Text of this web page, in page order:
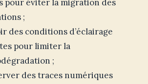
pour éviter la migration des
;
des conditions d’éclairage
pour limiter la
;
des traces numériques